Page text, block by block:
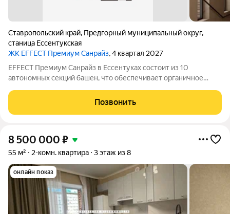
Ставропольский край, Предгорный муниципальный округ,
станица Ессентукская
ЖК EFFECT Премиум Санрайз, 4 квартал 2027
EFFECT Премиум Санрайз в Ессентуках состоит из 10
автономных секций башен, что обеспечивает органичное
оттенках подчеркивает архитектурную аутентичность и
статус проекта. Цветовые акценты остекления
Позвонить
8 500 000 ₽
55 м² 2-комн. квартира 3 этаж из 8
онлайн показ